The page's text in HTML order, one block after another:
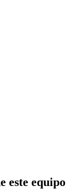
este equipo